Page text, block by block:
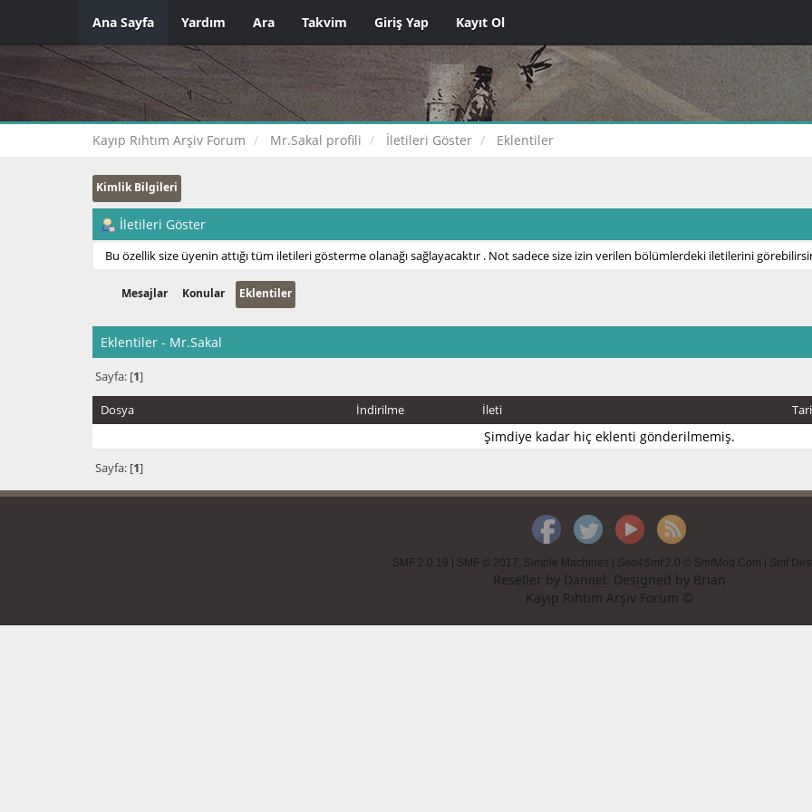
Ana Sayfa Yardım Ara Takvim Giriş Yap Kayıt Ol
Kayıp Rıhtım Arşiv Forum Mr.Sakal profili İletileri Göster Eklentiler
Kimlik Bilgileri
İletileri Göster
Bu özellik size üyenin attığı tüm iletileri gösterme olanağı sağlayacaktır . Not sadece size izin verilen bölümlerdeki iletilerini
Mesajlar Konular Eklentiler
Eklentiler - Mr.Sakal
Sayfa: [1]
Dosya İndirilme İleti
Şimdiye kadar hiç eklenti gönderilmemiş.
Sayfa: [1]
SMF 2.0.19 | SMF © 2017 Simple Machines | Seo4Smf 2.0 © SmfMod.Com | Smf
Reseller by Daniiel. Designed by Brian
Kayıp Rıhtım Arşiv Forum ©